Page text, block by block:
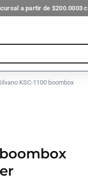
a partir de $200.0003
KSC-1100 boombox
boombox